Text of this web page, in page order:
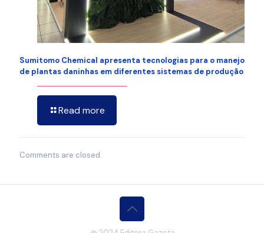
Sumitomo Chemical apresenta tecnologias para o manejo
de plantas daninhas em diferentes sistemas de produção
Read more
Comments are closed.